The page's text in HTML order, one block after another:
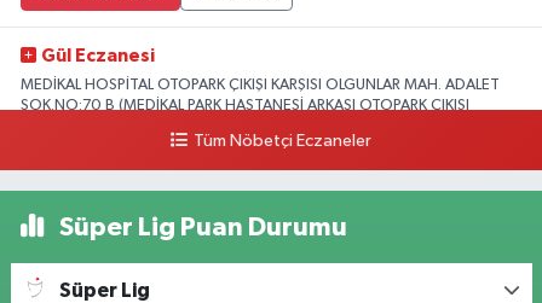
Gül Eczanesi
MEDİKAL HOSPİTAL OTOPARK ÇIKIŞI KARŞISI OLGUNLAR MAH. ADALET
SOK.NO:70 B (MEDİKAL PARK HASTANESİ ARKASI OTOPARK ÇIKIŞI
Yıldız Eczanesi
Üniversite Mah.Yunus Emre Bulvarı No:2 A
Tüm Nöbetçi Eczaneler
Süper Lig Puan Durumu
Süper Lig